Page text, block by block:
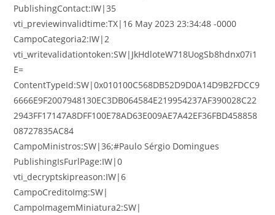
PublishingContact:IW|35
vti_previewinvalidtime:TX|16 May 2023 23:34:48 -0000
CampoCategoria2:IW|2
vti_writevalidationtoken:SW|JkHdloteW718UogSb8hdnx07i1
E=
ContentTypeId:SW|0x010100C568DB52D9D0A14D9B2FDCC9
6666E9F2007948130EC3DB064584E219954237AF390028C22
2943FF17147A8DFF100E78AD63E009AE7A42EF36FBD458858
08727835AC84
CampoMinistros:SW|36;#Paulo Sérgio Domingues
PublishingIsFurlPage:IW|0
vti_decryptskipreason:IW|6
CampoCreditoImg:SW|
CampoImagemMiniatura2:SW|